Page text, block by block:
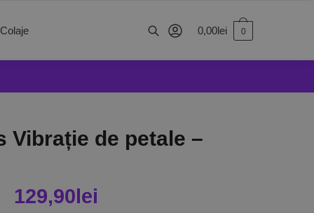
0,00lei 0
Vibrație de petale –
129,90lei